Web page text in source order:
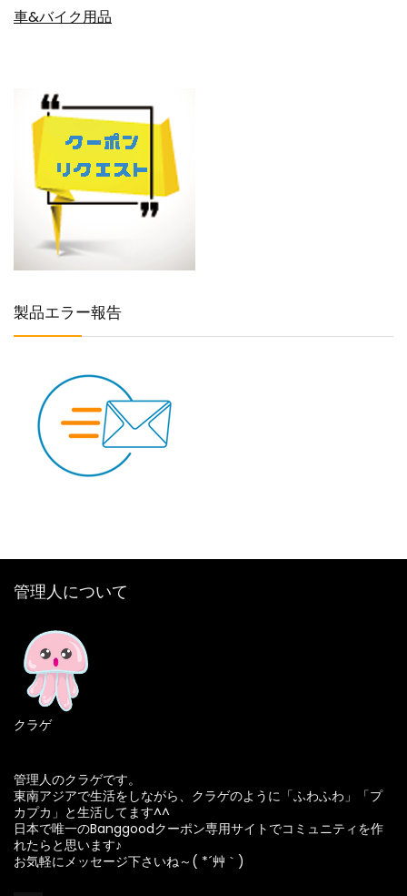
車&バイク用品
製品エラー報告
管理人について
クラゲ
管理人のクラゲです。
東南アジアで生活をしながら、クラゲのように「ふわふわ」「プ
カプカ」と生活してます^^
日本で唯一のBanggoodクーポン専用サイトでコミュニティを作
れたらと思います♪
お気軽にメッセージ下さいね～( *´艸｀)